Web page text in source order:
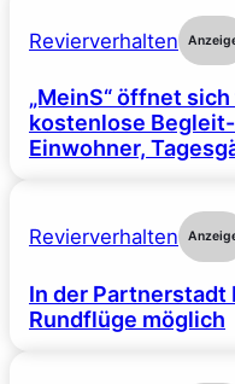
Revierverhalten
„MeinS“ öffnet
kostenlose
Einwohner,
Revierverhalten
In der
Rundflüge möglich